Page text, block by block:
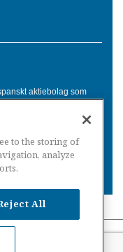
aktiebolag som
Spanien, med bas på
del Sol
to the storing of
analyze
All